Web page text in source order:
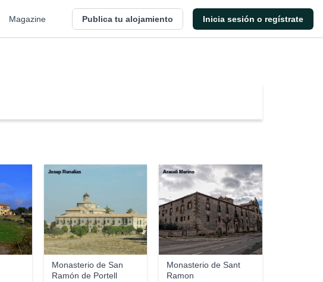
Magazine Publica tu alojamiento Inicia sesión o regístrate
Monasterio de San
Ramón de Portell
Josep Renalias
Monasterio de Sant
Ramon
Araceli Merino